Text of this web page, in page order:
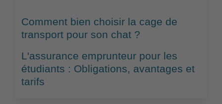
Comment bien choisir la cage de
transport pour son chat ?
L'assurance emprunteur pour les
étudiants : Obligations, avantages et
tarifs